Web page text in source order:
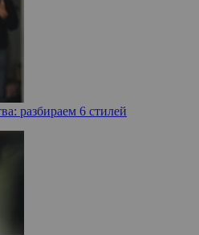
разбираем 6 стилей